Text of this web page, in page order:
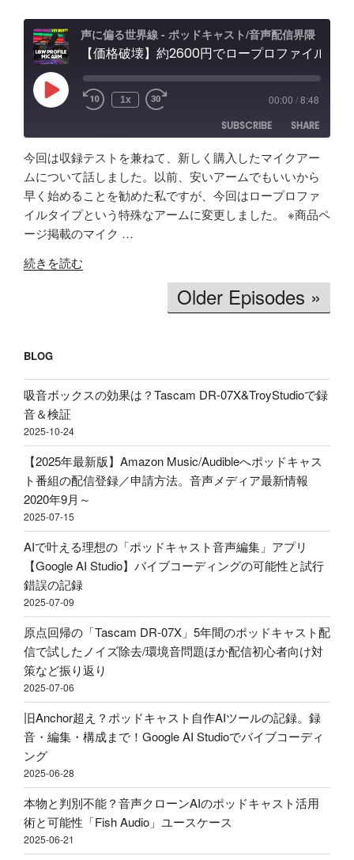
ユ
ー
ス
ー
か
っ
た
「マ
り
安
い
イ
ホ
き」
理
由、
BGM
音
量
ど
の
く
ら
い
に
す
べ
き？
外
部
か
ら
Spotify
ビ
デ
オ
ポ
ッ
ド
キ
ア
プ
リ
効
で
リ
ア
ル
イ
こ
し
＆
分
析
テ
ス
ト！
音
声
収
録
&
ポ
ッ
ド
キ
ャ
ス
ト
投
稿
–
Google
AI
Studio"
の
声に偏る世界線 - ポッドキャスト/音声配信界隈
Play
Episode 1x 00:00 /8:48
SUBSCRIBE
SHARE
Amazon
Apple Podcasts
RSS
Spotify
RSS FEED
SHARE
LINK
EMBED
今回は収録テストを兼ねて、新しく購入したマイクアー
ムについて話しました。以前、安いアームでもいいから
早く始めることを勧めた私ですが、今回はロープロファ
イルタイプという特殊なアームに変更しました。 ※商品ペ
ージ掲載のマイク …
"【価
2600
円
で
ロ
ー
プ
ロ
フ
ァ
イ
ル！？
配
信・
ポ
ッ
ド
キ
ャ
ス
ト
用
マ
イ
ク
ア
ー
ム
続きを読む
Older Episodes »
BLOG
吸音ボックスの効果は？Tascam DR-07X&TroyStudioで録
音＆検証
2025-10-24
【2025年最新版】Amazon Music/Audibleへポッドキャス
ト番組の配信登録／申請方法。音声メディア最新情報
2020年9月～
2025-07-15
AIで叶える理想の「ポッドキャスト音声編集」アプリ
【Google AI Studio】バイブコーディングの可能性と試行
錯誤の記録
2025-07-09
原点回帰の「Tascam DR-07X」5年間のポッドキャスト配
信で試したノイズ除去/環境音問題ほか配信初心者向け対
策など振り返り
2025-07-06
旧Anchor超え？ポッドキャスト自作AIツールの記録。録
音・編集・構成まで！Google AI Studioでバイブコーディ
ング
2025-06-28
本物と判別不能？音声クローンAIのポッドキャスト活用
術と可能性「Fish Audio」ユースケース
2025-06-21